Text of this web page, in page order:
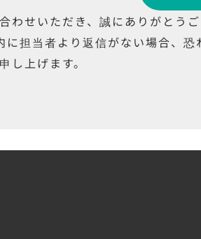
わせいただき、誠にありがとうご
に担当者より返信がない場合、
し上げます。